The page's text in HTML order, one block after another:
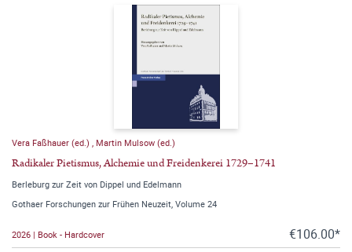
Vera Faßhauer (ed.) , Martin Mulsow (ed.)
Radikaler Pietismus, Alchemie und Freidenkerei 1729–1741
Berleburg zur Zeit von Dippel und Edelmann
Gothaer Forschungen zur Frühen Neuzeit, Volume 24
2026 | Book - Hardcover €106.00*